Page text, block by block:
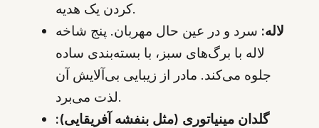
کردن یک هدیه.
لاله: سرد و در عین حال مهربان. پنج شاخه
لاله با برگ‌های سبز، با بسته‌بندی ساده
جلوه می‌کند. مادر از زیبایی بی‌آلایش آن
لذت می‌برد.
گلدان مینیاتوری (مثل بنفشه آفریقایی):